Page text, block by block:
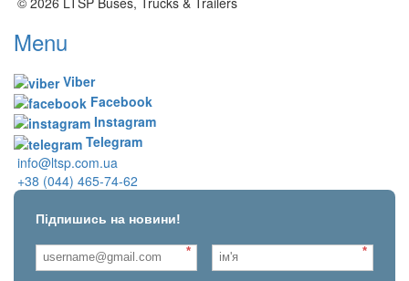
Menu
Viber
Facebook
Instagram
Telegram
info@ltsp.com.ua
+38 (044) 465-74-62
Підпишись на новини!
* *